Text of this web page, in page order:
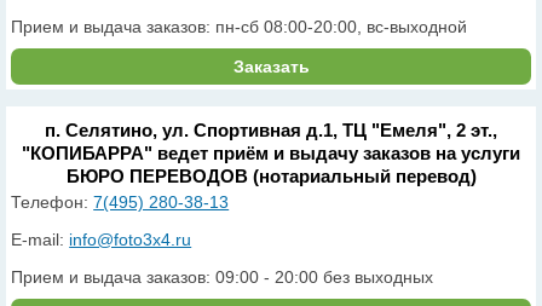
Прием и выдача заказов: пн-сб 08:00-20:00, вс-выходной
Заказать
п. Селятино, ул. Спортивная д.1, ТЦ "Емеля", 2 эт.,
"КОПИБАРРА" ведет приём и выдачу заказов на услуги
БЮРО ПЕРЕВОДОВ (нотариальный перевод)
Телефон:7(495) 280-38-13
E-mail: info@foto3x4.ru
Прием и выдача заказов: 09:00 - 20:00 без выходных